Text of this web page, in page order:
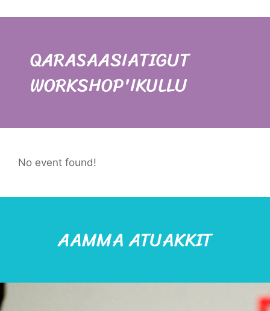
QARASAASIATIGUT
WORKSHOP'IKULLU
No event found!
AAMMA ATUAKKIT